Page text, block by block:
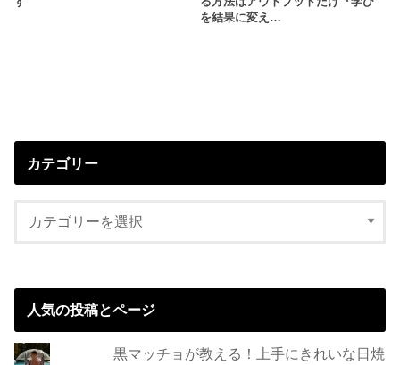
を結果に変え…
カテゴリー
人気の投稿とページ
黒マッチョが教える！上手にきれいな日焼